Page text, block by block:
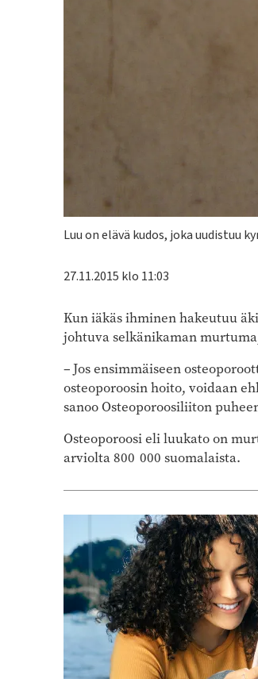
Kuvateksti
Luu on elävä kudos, joka uudistuu
27.11.2015 klo 11:03
Kun iäkäs ihminen hakeutuu
johtuva selkänikaman
– Jos ensimmäiseen
osteoporoosin hoito, voidaan
sanoo Osteoporoosiliiton
Osteoporoosi eli luukato on
arviolta 800 000 suomalaista.